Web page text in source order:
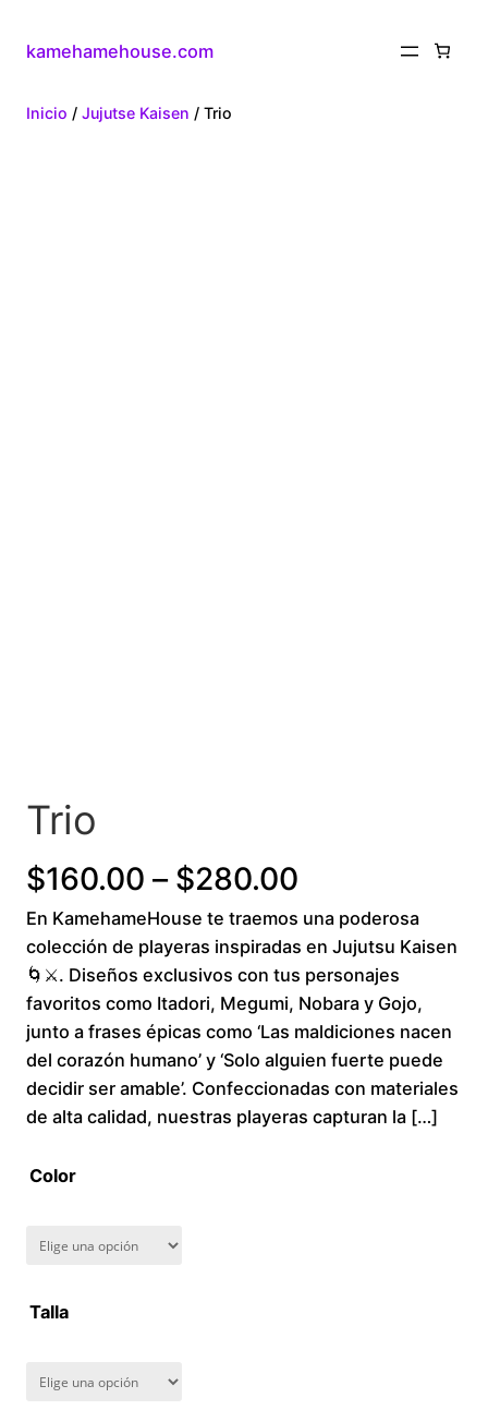
kamehamehouse.com
Inicio / Jujutse Kaisen / Trio
Trio
$160.00 – $280.00
r
i
c
e
r
En KamehameHouse te traemos una poderosa
colección de playeras inspiradas en Jujutsu Kaisen
🌀⚔️. Diseños exclusivos con tus personajes
favoritos como Itadori, Megumi, Nobara y Gojo,
junto a frases épicas como ‘Las maldiciones nacen
del corazón humano’ y ‘Solo alguien fuerte puede
decidir ser amable’. Confeccionadas con materiales
de alta calidad, nuestras playeras capturan la […]
Color
Talla